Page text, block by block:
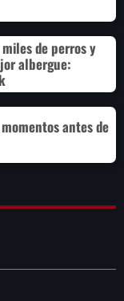
de perros y
albergue:
antes de